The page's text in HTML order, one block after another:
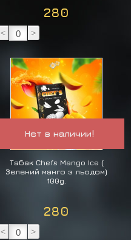
280
< >
Нет в наличии!
Табак Chefs Mango Ice (
Зелений манго з льодом)
100g.
280
< >